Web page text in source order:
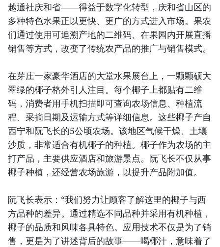
越通社庆和省——得益于数字化转型，庆和省山区的
多种特色水果正以更快、更广的方式进入市场。果农
们通过使用可追溯产地的二维码、在果园内开展直播
销售等方式，改变了传统农产品的推广与销售模式。
在芽庄一家豪华酒店的大堂水果展台上，一颗颗硕大
翠绿的椰子格外引人注目。每个椰子上都贴有二维
码，消费者用手机扫描即可查询农场信息、种植流
程、采摘日期及运输方式等详细信息。这些椰子产自
西宁和阮飞长的5公顷农场。该地区气候干燥、土壤
沙质，非常适合有机椰子的种植。椰子作为农场的主
打产品，主要供应酒店和旅游景点。阮飞长不仅从事
椰子种植，还经营农场旅游，以提升产品附加值。
阮飞长表示：“我们努力让顾客了解这里的椰子与西
方品种的差异。通过精选不同品种并采用有机种植，
椰子的品质和风味各具特色。应用技术不仅是为了销
售，更是为了讲述背后的故事——喝椰汁，意味着了